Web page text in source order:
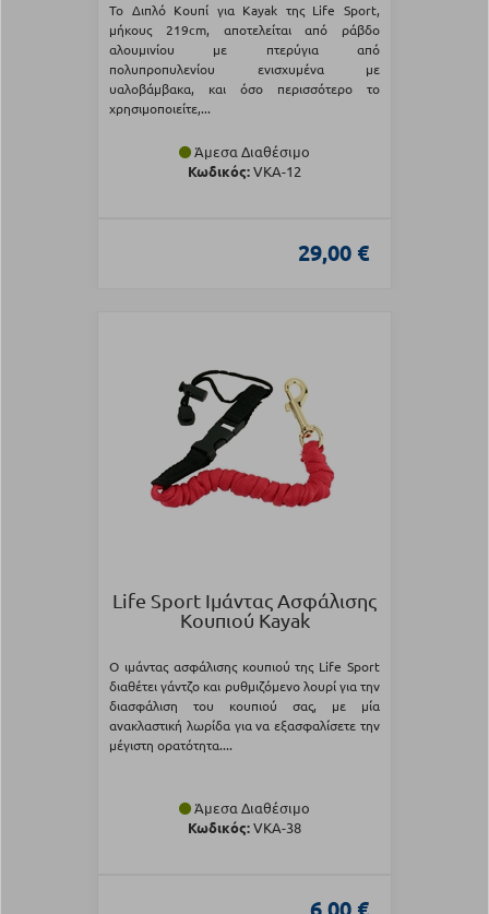
To Διπλό Κουπί για Kayak της Life Sport,
μήκους 219cm, αποτελείται από ράβδο
αλουμινίου με πτερύγια από
πολυπροπυλενίου ενισχυμένα με
υαλοβάμβακα, και όσο περισσότερο το
χρησιμοποιείτε,...
Άμεσα Διαθέσιμο
Κωδικός:VKA-12
29,00 €
Life Sport Ιμάντας Ασφάλισης
Κουπιού Kayak
Ο ιμάντας ασφάλισης κουπιού της Life Sport
διαθέτει γάντζο και ρυθμιζόμενο λουρί για την
διασφάλιση του κουπιού σας, με μία
ανακλαστική λωρίδα για να εξασφαλίσετε την
μέγιστη ορατότητα....
Άμεσα Διαθέσιμο
Κωδικός:VKA-38